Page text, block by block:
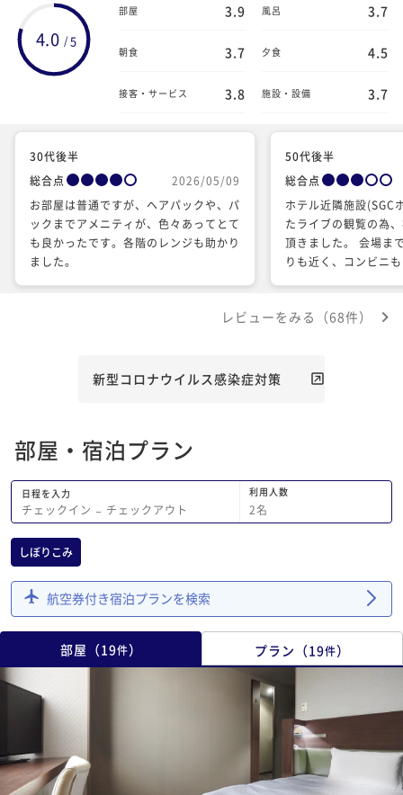
4.0 /5
部屋 3.9 風呂 3.7
朝食 3.7 夕食 4.5
接客・サービス 3.8 施設・設備 3.7
30代後半
総合点
2026/05/09
お部屋は普通ですが、ヘアパックや、パ
ックまでアメニティが、色々あってとて
も良かったです。各階のレンジも助かり
ました。
50代後半
総合点
ホテル近隣施設(SGC
たライブの観覧の為
頂きました。 会場ま
りも近く、コンビニ
が設置されたタイプ
した! 次回、有明方
レビューをみる（68件）
新型コロナウイルス感染症対策
部屋・宿泊プラン
日程を入力
チェックイン − チェックアウト
利用人数
2名
しぼりこみ
航空券付き宿泊プランを検索
部屋 （19件） プラン （19件）